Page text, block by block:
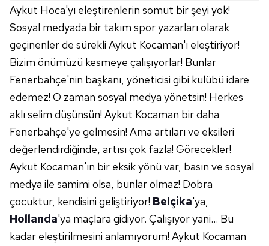
Aykut Hoca'yı eleştirenlerin somut bir şeyi yok!
Sosyal medyada bir takım spor yazarları olarak
geçinenler de sürekli Aykut Kocaman'ı eleştiriyor!
Bizim önümüzü kesmeye çalışıyorlar! Bunlar
Fenerbahçe'nin başkanı, yöneticisi gibi kulübü idare
edemez! O zaman sosyal medya yönetsin! Herkes
aklı selim düşünsün! Aykut Kocaman bir daha
Fenerbahçe'ye gelmesin! Ama artıları ve eksileri
değerlendirdiğinde, artısı çok fazla! Görecekler!
Aykut Kocaman'ın bir eksik yönü var, basın ve sosyal
medya ile samimi olsa, bunlar olmaz! Dobra
çocuktur, kendisini geliştiriyor! Belçika'ya,
Hollanda'ya maçlara gidiyor. Çalışıyor yani... Bu
kadar eleştirilmesini anlamıyorum! Aykut Kocaman